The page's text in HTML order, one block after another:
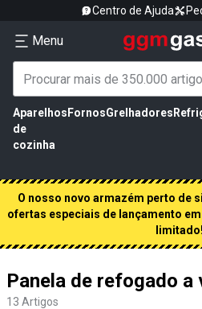
Centro de Ajuda
Menu
Aparelhos
de
cozinha
FornosGrelhadores
O nosso novo armazém perto de
ofertas especiais de lançamento
limitado!
Panela de refogado a
13 Artigos